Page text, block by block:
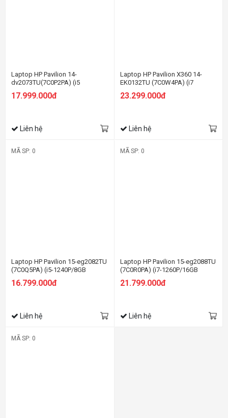
Laptop HP Pavilion 14-
dv2073TU(7C0P2PA) (i5
SSD/14 FHD/Win11/Vàng)
17.999.000đ
Liên hệ
Laptop HP Pavilion X360 14-
EK0132TU (7C0W4PA) (i7
SSD/14 FHD Cảm
23.299.000đ
Liên hệ
MÃ SP: 0
Laptop HP Pavilion 15-eg2082TU
(7C0Q5PA) (i5-1240P/8GB
RAM/512GB SSD/15.6
FHD/Win11/Vàng)
16.799.000đ
Liên hệ
MÃ SP: 0
Laptop HP Pavilion 15-eg2088TU
(7C0R0PA) (i7-1260P/16GB
RAM/512GB SSD/15.6
FHD/Win11/Vàng)
21.799.000đ
Liên hệ
MÃ SP: 0